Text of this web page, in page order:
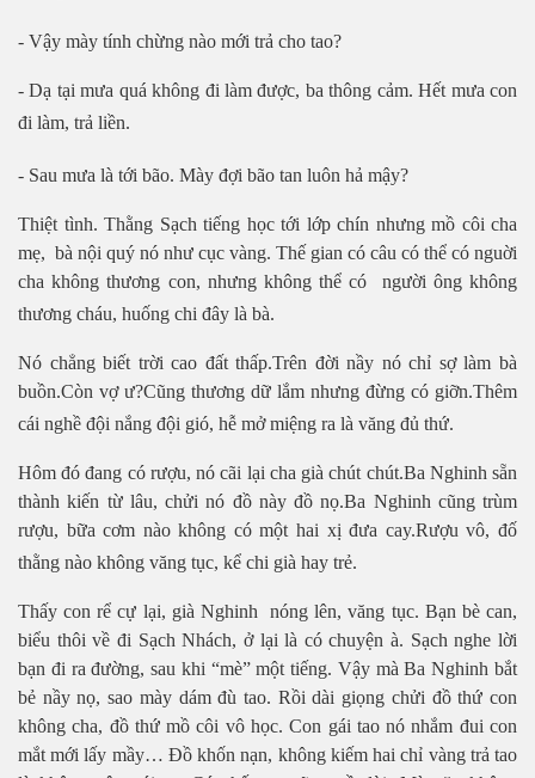
- Vậy mày tính chừng nào mới trả cho tao?
- Dạ tại mưa quá không đi làm được, ba thông cảm. Hết mưa con
đi làm, trả liền.
- Sau mưa là tới bão. Mày đợi bão tan luôn hả mậy?
Thiệt tình. Thằng Sạch tiếng học tới lớp chín nhưng mồ côi cha
mẹ, bà nội quý nó như cục vàng. Thế gian có câu có thể có nguời
cha không thương con, nhưng không thể có người ông không
thương cháu, huống chi đây là bà.
Nó chẳng biết trời cao đất thấp.Trên đời nầy nó chỉ sợ làm bà
buồn.Còn vợ ư?Cũng thương dữ lắm nhưng đừng có giỡn.Thêm
cái nghề đội nắng đội gió, hễ mở miệng ra là văng đủ thứ.
Hôm đó đang có rượu, nó cãi lại cha già chút chút.Ba Nghinh sẵn
thành kiến từ lâu, chửi nó đồ này đồ nọ.Ba Nghinh cũng trùm
rượu, bữa cơm nào không có một hai xị đưa cay.Rượu vô, đố
thằng nào không văng tục, kể chi già hay trẻ.
Thấy con rể cự lại, già Nghinh nóng lên, văng tục. Bạn bè can,
biểu thôi về đi Sạch Nhách, ở lại là có chuyện à. Sạch nghe lời
bạn đi ra đường, sau khi “mè” một tiếng. Vậy mà Ba Nghinh bắt
bẻ nầy nọ, sao mày dám đù tao. Rồi dài giọng chửi đồ thứ con
không cha, đồ thứ mồ côi vô học. Con gái tao nó nhắm đui con
mắt mới lấy mầy… Đồ khốn nạn, không kiếm hai chỉ vàng trả tao